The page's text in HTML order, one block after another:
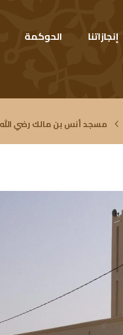
إنجازاتنا الحوكمة
مسجد أنس بن مالك رضي